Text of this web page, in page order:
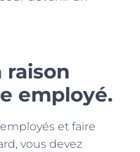
raison
employé.
et faire
vous devez